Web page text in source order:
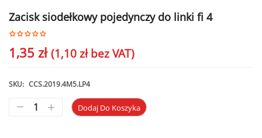
Zacisk siodełkowy pojedynczy do linki fi 4
1,35 zł (1,10 złbez VAT)
SKU: CCS.2019.4M5.LP4
Dodaj Do Koszyka